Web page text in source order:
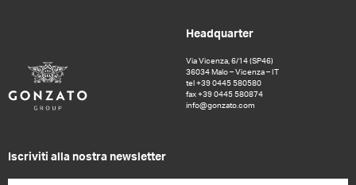
Headquarter
Via Vicenza, 6/14 (SP46)
36034 Malo – Vicenza – IT
tel +39 0445 580580
fax +39 0445 580874
info@gonzato.com
Iscriviti alla nostra newsletter